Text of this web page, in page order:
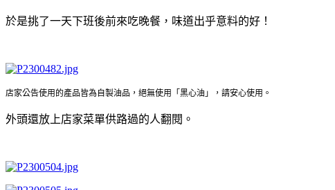
於是挑了一天下班後前來吃晚餐，味道出乎意料的好！
店家公告使用的產品皆為自製油品，絕無使用「黑心油」，請安心使用。
外頭還放上店家菜單供路過的人翻閱。